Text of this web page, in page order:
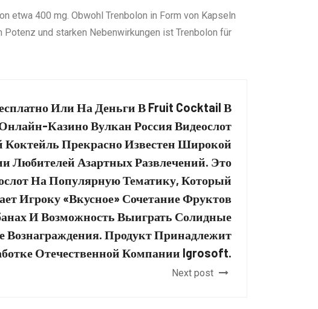
etwa 400 mg. Obwohl Trenbolon in Form von Kapseln
und starken Nebenwirkungen ist Trenbolon für
Или На Деньги В Fruit Cocktail В
Казино Вулкан Россия Видеослот
Прекрасно Известен Широкой
Любителей Азартных Развлечений. Это
На Популярную Тематику, Который
Игроку «Вкусное» Сочетание Фруктов
И Возможность Выиграть Солидные
Вознаграждения. Продукт Принадлежит
Отечественной Компании Igrosoft.
Next post